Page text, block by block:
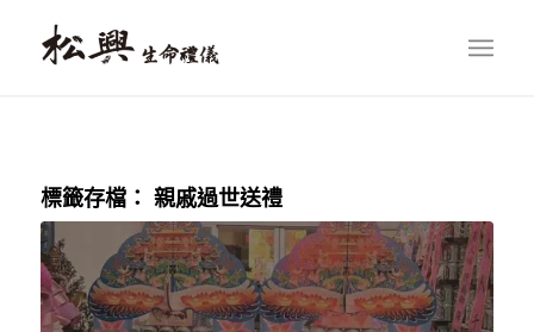
標籤存檔： 親戚過世送禮